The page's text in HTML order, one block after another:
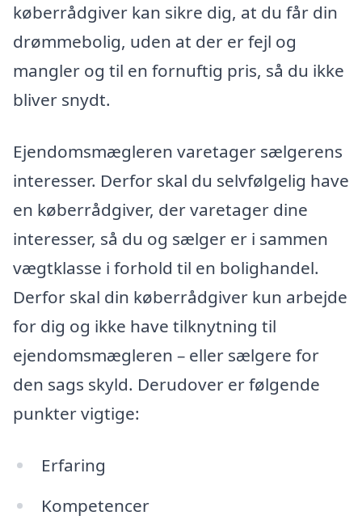
køberrådgiver kan sikre dig, at du får din
drømmebolig, uden at der er fejl og
mangler og til en fornuftig pris, så du ikke
bliver snydt.
Ejendomsmægleren varetager sælgerens
interesser. Derfor skal du selvfølgelig have
en køberrådgiver, der varetager dine
interesser, så du og sælger er i sammen
vægtklasse i forhold til en bolighandel.
Derfor skal din køberrådgiver kun arbejde
for dig og ikke have tilknytning til
ejendomsmægleren – eller sælgere for
den sags skyld. Derudover er følgende
punkter vigtige:
Erfaring
Kompetencer